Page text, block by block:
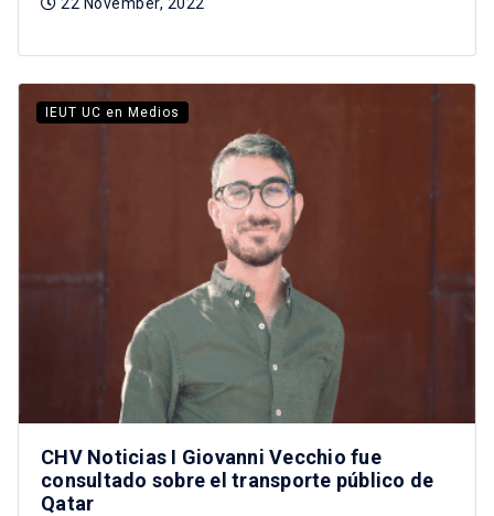
22 November, 2022
IEUT UC en Medios
CHV Noticias I Giovanni Vecchio fue
consultado sobre el transporte público de
Qatar